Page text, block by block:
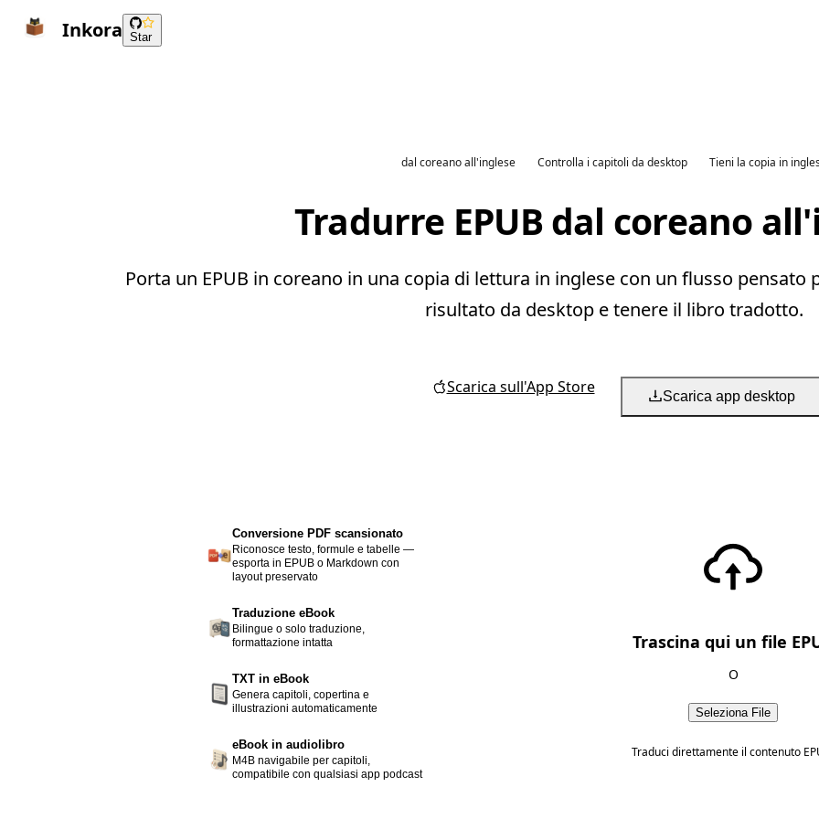
Inkora Star
dal coreano all'inglese Controlla i capitoli da desktop Tieni la copia in
Tradurre EPUB dal coreano
Porta un EPUB in coreano in una copia di lettura in inglese con un flusso
risultato da desktop e tenere il libro tradotto.
Scarica sull'App Store Scarica app desktop
Conversione PDF scansionato
Riconosce testo, formule e tabelle —
esporta in EPUB o Markdown con
layout preservato
Traduzione eBook
Bilingue o solo traduzione,
formattazione intatta
TXT in eBook
Genera capitoli, copertina e
illustrazioni automaticamente
eBook in audiolibro
M4B navigabile per capitoli,
compatibile con qualsiasi app podcast
Trascina qui un file
O
Seleziona File
Traduci direttamente il contenuto